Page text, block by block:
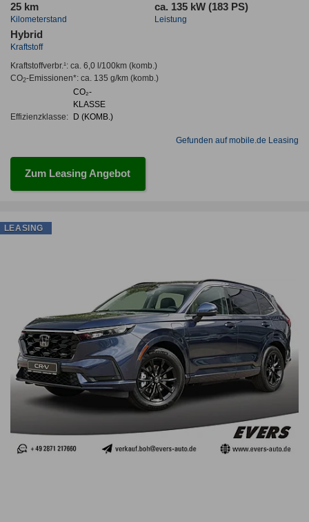
25 km
Kilometerstand
ca. 135 kW (183 PS)
Leistung
Hybrid
Kraftstoff
Kraftstoffverbr.¹: ca. 6,0 l/100km(komb.)
CO2-Emissionen*: ca. 135 g/km(komb.)
Effizienzklasse:
CO₂-
KLASSE
D (KOMB.)
Gefunden auf mobile.de Leasing
Zum Leasing Angebot
LEASING